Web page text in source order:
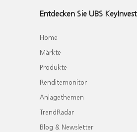
Entdecken Sie UBS KeyInvest
Home
Märkte
Produkte
Renditemonitor
Anlagethemen
TrendRadar
Blog & Newsletter